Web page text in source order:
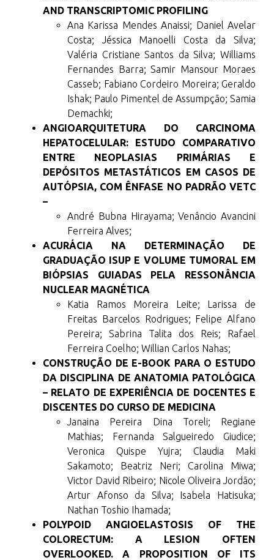
AND TRANSCRIPTOMIC PROFILING
Ana Karissa Mendes Anaissi; Daniel Avelar
Costa; Jéssica Manoelli Costa da Silva;
Valéria Cristiane Santos da Silva; Williams
Fernandes Barra; Samir Mansour Moraes
Casseb; Fabiano Cordeiro Moreira; Geraldo
Ishak; Paulo Pimentel de Assumpção; Samia
Demachki;
ANGIOARQUITETURA DO CARCINOMA
HEPATOCELULAR: ESTUDO COMPARATIVO
ENTRE NEOPLASIAS PRIMÁRIAS E
DEPÓSITOS METASTÁTICOS EM CASOS DE
AUTÓPSIA, COM ÊNFASE NO PADRÃO VETC
–
André Bubna Hirayama; Venâncio Avancini
Ferreira Alves;
ACURÁCIA NA DETERMINAÇÃO DE
GRADUAÇÃO ISUP E VOLUME TUMORAL EM
BIÓPSIAS GUIADAS PELA RESSONÂNCIA
NUCLEAR MAGNÉTICA
Katia Ramos Moreira Leite; Larissa de
Freitas Barcelos Rodrigues; Felipe Alfano
Pereira; Sabrina Talita dos Reis; Rafael
Ferreira Coelho; Willian Carlos Nahas;
CONSTRUÇÃO DE E-BOOK PARA O ESTUDO
DA DISCIPLINA DE ANATOMIA PATOLÓGICA
– RELATO DE EXPERIÊNCIA DE DOCENTES E
DISCENTES DO CURSO DE MEDICINA
Janaina Pereira Dina Toreli; Regiane
Mathias; Fernanda Salgueiredo Giudice;
Veronica Quispe Yujra; Claudia Maki
Sakamoto; Beatriz Neri; Carolina Miwa;
Victor David Ribeiro; Nicole Oliveira Jordão;
Artur Afonso da Silva; Isabela Hatisuka;
Nathan Toshio Ihamada;
POLYPOID ANGIOELASTOSIS OF THE
COLORECTUM: A LESION OFTEN
OVERLOOKED. A PROPOSITION OF ITS